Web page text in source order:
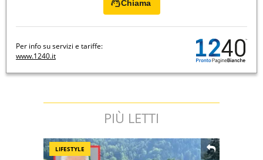
Chiama
Per info su servizi e tariffe:
www.1240.it
PIÙ LETTI
LIFESTYLE